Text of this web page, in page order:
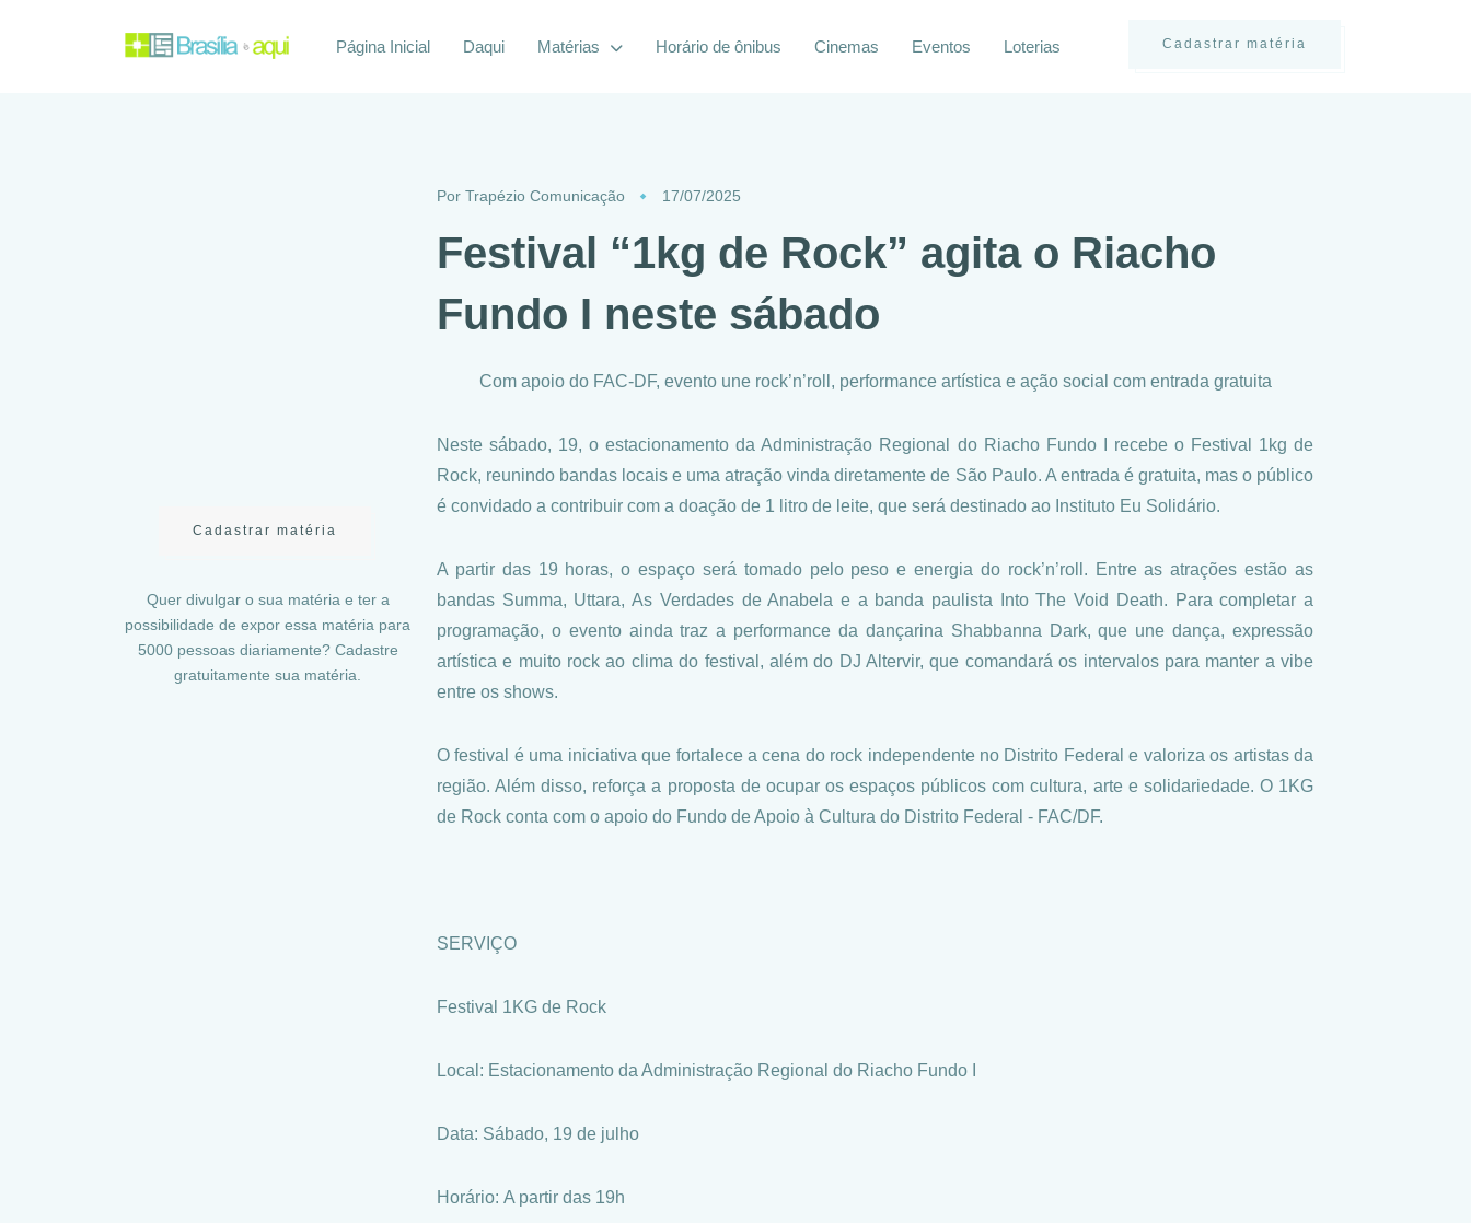
Cadastrar matéria
Página Inicial Daqui Matérias Horário de ônibus Cinemas Eventos Loterias
Por Trapézio Comunicação 17/07/2025
Festival “1kg de Rock” agita o Riacho
Fundo I neste sábado
Com apoio do FAC-DF, evento une rock’n’roll, performance artística e ação social com entrada gratuita
Neste sábado, 19, o estacionamento da Administração Regional do Riacho Fundo I recebe o Festival 1kg de
Rock, reunindo bandas locais e uma atração vinda diretamente de São Paulo. A entrada é gratuita, mas o público
é convidado a contribuir com a doação de 1 litro de leite, que será destinado ao Instituto Eu Solidário.
A partir das 19 horas, o espaço será tomado pelo peso e energia do rock’n’roll. Entre as atrações estão as
bandas Summa, Uttara, As Verdades de Anabela e a banda paulista Into The Void Death. Para completar a
programação, o evento ainda traz a performance da dançarina Shabbanna Dark, que une dança, expressão
artística e muito rock ao clima do festival, além do DJ Altervir, que comandará os intervalos para manter a vibe
entre os shows.
O festival é uma iniciativa que fortalece a cena do rock independente no Distrito Federal e valoriza os artistas da
região. Além disso, reforça a proposta de ocupar os espaços públicos com cultura, arte e solidariedade. O 1KG
de Rock conta com o apoio do Fundo de Apoio à Cultura do Distrito Federal - FAC/DF.
SERVIÇO
Festival 1KG de Rock
Local: Estacionamento da Administração Regional do Riacho Fundo I
Data: Sábado, 19 de julho
Horário: A partir das 19h
Cadastrar matéria
Quer divulgar o sua matéria e ter a
possibilidade de expor essa matéria para
5000 pessoas diariamente? Cadastre
gratuitamente sua matéria.